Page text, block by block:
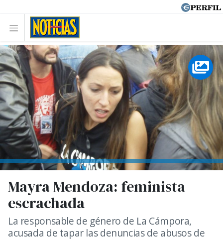
Mayra Mendoza: feminista
escrachada
La responsable de género de La Cámpora,
acusada de tapar las denuncias de abusos de